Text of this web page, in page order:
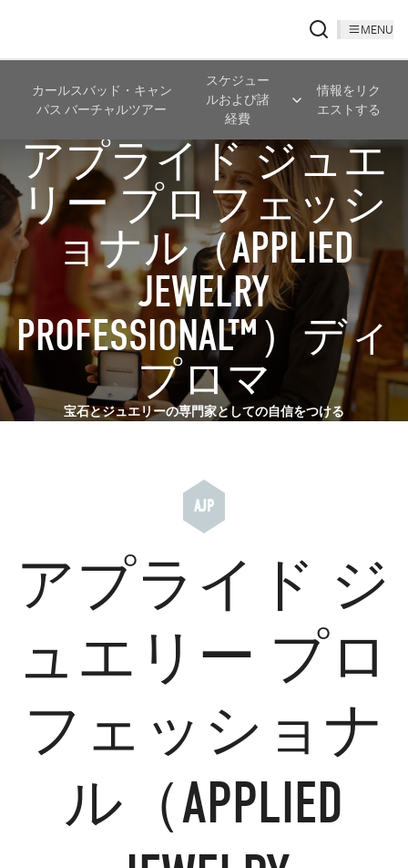
MENU
カールスバッド・キャン
パス バーチャルツアー
スケジュー
ルおよび諸
経費
情報をリク
エストする
アプライド ジュエ
リー プロフェッシ
ョナル（APPLIED
JEWELRY
PROFESSIONAL™）ディ
プロマ
宝石とジュエリーの専門家としての自信をつける
AJP
アプライド ジ
ュエリー プロ
フェッショナ
ル（APPLIED